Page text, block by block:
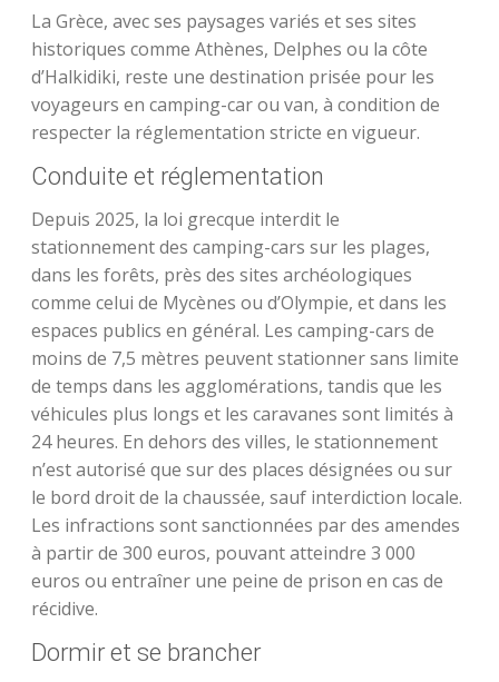
La Grèce, avec ses paysages variés et ses sites
historiques comme Athènes, Delphes ou la côte
d’Halkidiki, reste une destination prisée pour les
voyageurs en camping-car ou van, à condition de
respecter la réglementation stricte en vigueur.
Conduite et réglementation
Depuis 2025, la loi grecque interdit le
stationnement des camping-cars sur les plages,
dans les forêts, près des sites archéologiques
comme celui de Mycènes ou d’Olympie, et dans les
espaces publics en général. Les camping-cars de
moins de 7,5 mètres peuvent stationner sans limite
de temps dans les agglomérations, tandis que les
véhicules plus longs et les caravanes sont limités à
24 heures. En dehors des villes, le stationnement
n’est autorisé que sur des places désignées ou sur
le bord droit de la chaussée, sauf interdiction locale.
Les infractions sont sanctionnées par des amendes
à partir de 300 euros, pouvant atteindre 3 000
euros ou entraîner une peine de prison en cas de
récidive.
Dormir et se brancher